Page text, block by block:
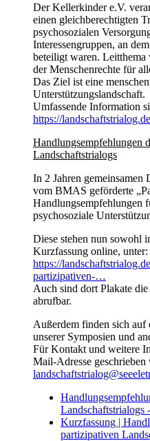
Der Kellerkinder e.V.
einen gleichberechtigten
psychosozialen
Interessengruppen, an
beteiligt waren. Leitthema
der Menschenrechte für
Das Ziel ist eine
Unterstützungslandschaft.
Umfassende Information
https://
Handlungsempfehlungen
Landschaftstrialogs
In 2 Jahren gemeinsamen
vom BMAS geförderte
Handlungsempfehlungen
psychosoziale
Diese stehen nun sowohl
Kurzfassung online, unter:
https://
partizipativen-…
Auch sind dort Plakate
abrufbar.
Außerdem finden sich auf
unserer Symposien und
Für Kontakt und weitere
Mail-Adresse geschrieben
Landschaftstrialogs
Kurzfassung |
partizipativen